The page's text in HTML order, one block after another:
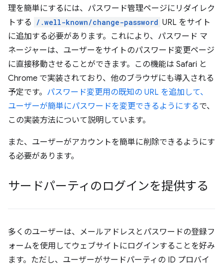
理を簡単にするには、パスワード管理ページにリダイレク
トする
/.well-known/change-password URL をサイト
に追加する必要があります。これにより、パスワード マ
ネージャーは、ユーザーをサイトのパスワード変更ページ
に直接移動させることができます。この機能は Safari と
Chrome で実装されており、他のブラウザにも導入される
予定です。 パスワード変更用の既知の URL を追加して、
ユーザーが簡単にパスワードを変更できるようにするで、
この実装方法について説明しています。
また、ユーザーがアカウントを簡単に削除できるようにす
る必要があります。
サードパーティのログインを提供する
多くのユーザーは、メールアドレスとパスワードの登録フ
ォームを使用してウェブサイトにログインすることを好み
ます。ただし、ユーザーがサードパーティの ID プロバイ